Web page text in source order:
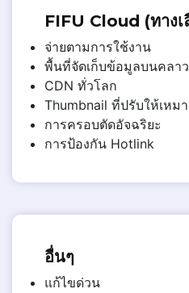
FIFU Cloud (ทางเ
จ่ายตามการใช้งาน
พื้นที่จัดเก็บข้อมูลบนคลา
CDN ทั่วโลก
Thumbnail ที่ปรับให้เหม
การครอบตัดอัจฉริยะ
การป้องกัน Hotlink
อื่นๆ
แก้ไขด่วน